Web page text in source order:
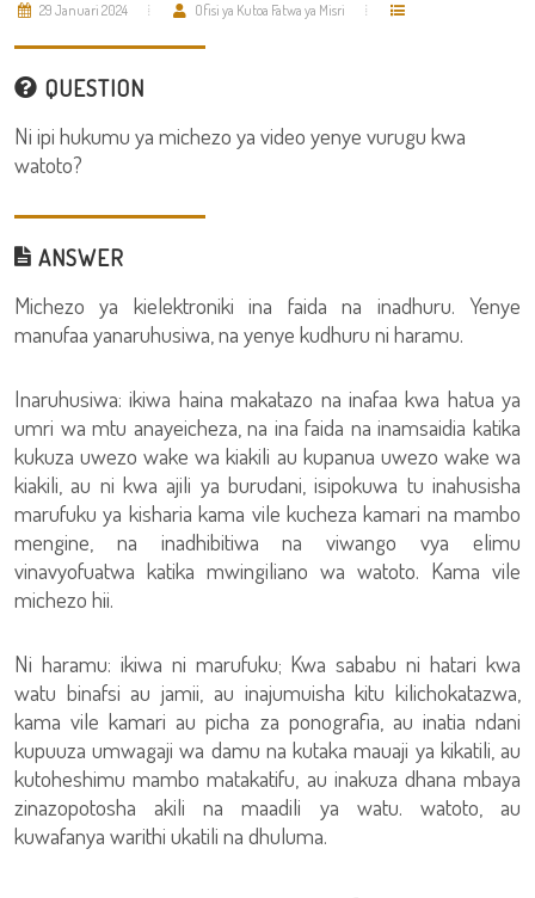
29 Januari 2024 Ofisi ya Kutoa Fatwa ya Misri
QUESTION
Ni ipi hukumu ya michezo ya video yenye vurugu kwa
watoto?
ANSWER
Michezo ya kielektroniki ina faida na inadhuru. Yenye
manufaa yanaruhusiwa, na yenye kudhuru ni haramu.
Inaruhusiwa: ikiwa haina makatazo na inafaa kwa hatua ya
umri wa mtu anayeicheza, na ina faida na inamsaidia katika
kukuza uwezo wake wa kiakili au kupanua uwezo wake wa
kiakili, au ni kwa ajili ya burudani, isipokuwa tu inahusisha
marufuku ya kisharia kama vile kucheza kamari na mambo
mengine, na inadhibitiwa na viwango vya elimu
vinavyofuatwa katika mwingiliano wa watoto. Kama vile
michezo hii.
Ni haramu: ikiwa ni marufuku; Kwa sababu ni hatari kwa
watu binafsi au jamii, au inajumuisha kitu kilichokatazwa,
kama vile kamari au picha za ponografia, au inatia ndani
kupuuza umwagaji wa damu na kutaka mauaji ya kikatili, au
kutoheshimu mambo matakatifu, au inakuza dhana mbaya
zinazopotosha akili na maadili ya watu. watoto, au
kuwafanya warithi ukatili na dhuluma.